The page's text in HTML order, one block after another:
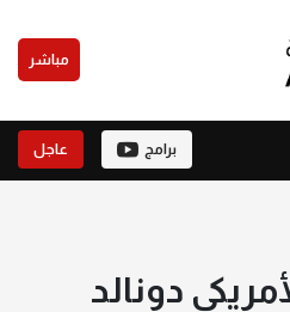
مباشر
برامج عاجل
دونالد